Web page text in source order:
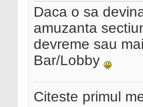
Daca o sa
amuzanta
devreme sau
Bar/Lobby
Citeste primul